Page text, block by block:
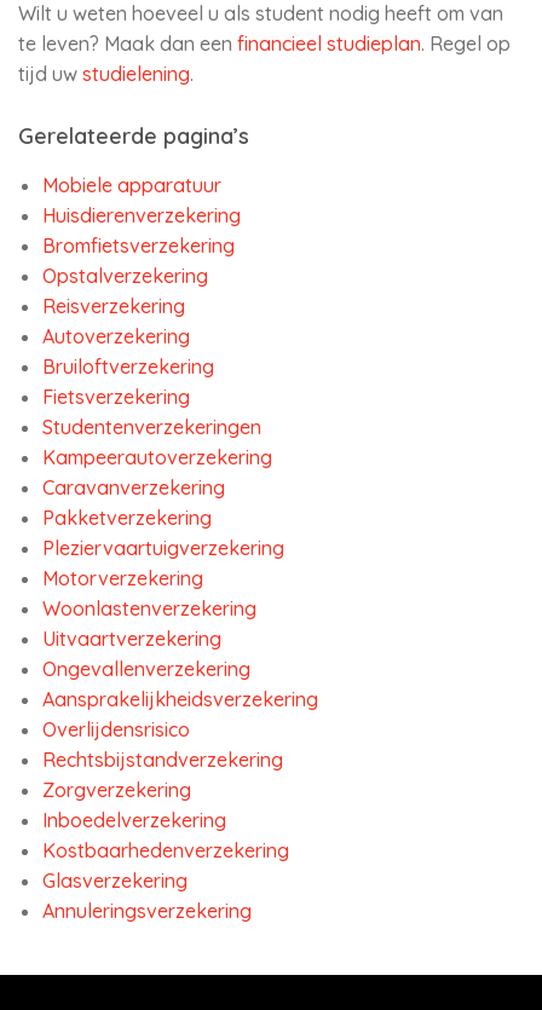
Wilt u weten hoeveel u als student nodig heeft om van
te leven? Maak dan een financieel studieplan. Regel op
tijd uw studielening.
Gerelateerde pagina’s
Mobiele apparatuur
Huisdierenverzekering
Bromfietsverzekering
Opstalverzekering
Reisverzekering
Autoverzekering
Bruiloftverzekering
Fietsverzekering
Studentenverzekeringen
Kampeerautoverzekering
Caravanverzekering
Pakketverzekering
Pleziervaartuigverzekering
Motorverzekering
Woonlastenverzekering
Uitvaartverzekering
Ongevallenverzekering
Aansprakelijkheidsverzekering
Overlijdensrisico
Rechtsbijstandverzekering
Zorgverzekering
Inboedelverzekering
Kostbaarhedenverzekering
Glasverzekering
Annuleringsverzekering